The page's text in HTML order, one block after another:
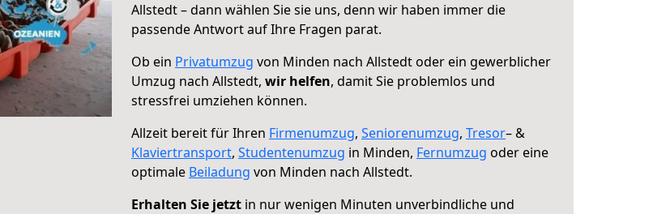
Allstedt – dann wählen Sie sie uns, denn wir haben immer die
passende Antwort auf Ihre Fragen parat.
Ob ein Privatumzug von Minden nach Allstedt oder ein gewerblicher
Umzug nach Allstedt, wir helfen, damit Sie problemlos und
stressfrei umziehen können.
Allzeit bereit für Ihren Firmenumzug, Seniorenumzug, Tresor– &
Klaviertransport, Studentenumzug in Minden, Fernumzug oder eine
optimale Beiladung von Minden nach Allstedt.
Erhalten Sie jetzt in nur wenigen Minuten unverbindliche und